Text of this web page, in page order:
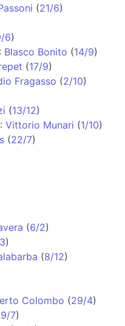
(21/6)
6)
: Blasco Bonito (14/9)
(17/9)
Fragasso (2/10)
(13/12)
: Vittorio Munari (1/10)
(22/7)
(6/2)
)
(8/12)
Colombo (29/4)
7)